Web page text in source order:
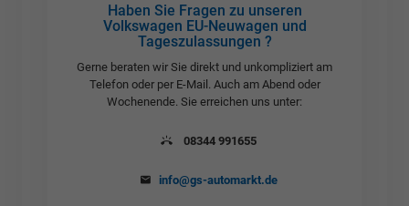
Haben Sie Fragen zu unseren
Volkswagen EU-Neuwagen und
Tageszulassungen ?
Gerne beraten wir Sie direkt und unkompliziert am
Telefon oder per E-Mail. Auch am Abend oder
Wochenende. Sie erreichen uns unter:
08344 991655
info@gs-automarkt.de